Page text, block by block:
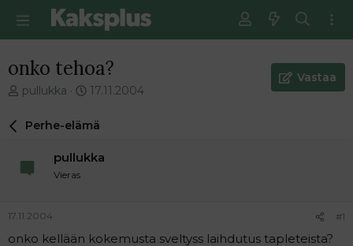
onko tehoa?
V
e
i
t
u
pullukka
E
s
m
m
n
17.11.2004
Vastaa
Perhe-elämä
pullukka
Vieras
17.11.2004 #1
onko kellään kokemusta sveltyss laihdutus tapleteista?